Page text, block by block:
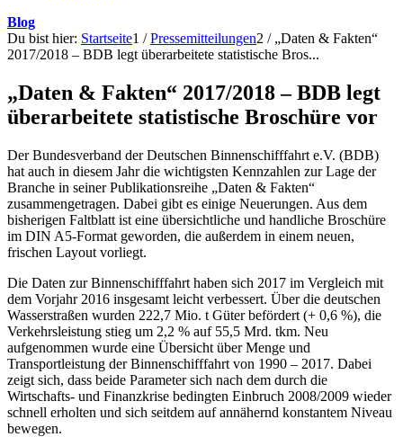
Blog
Du bist hier: Startseite1 / Pressemitteilungen2 / „Daten & Fakten“
2017/2018 – BDB legt überarbeitete statistische Bros...
„Daten & Fakten“ 2017/2018 – BDB legt
überarbeitete statistische Broschüre vor
Der Bundesverband der Deutschen Binnenschifffahrt e.V. (BDB)
hat auch in diesem Jahr die wichtigsten Kennzahlen zur Lage der
Branche in seiner Publikationsreihe „Daten & Fakten“
zusammengetragen. Dabei gibt es einige Neuerungen. Aus dem
bisherigen Faltblatt ist eine übersichtliche und handliche Broschüre
im DIN A5-Format geworden, die außerdem in einem neuen,
frischen Layout vorliegt.
Die Daten zur Binnenschifffahrt haben sich 2017 im Vergleich mit
dem Vorjahr 2016 insgesamt leicht verbessert. Über die deutschen
Wasserstraßen wurden 222,7 Mio. t Güter befördert (+ 0,6 %), die
Verkehrsleistung stieg um 2,2 % auf 55,5 Mrd. tkm. Neu
aufgenommen wurde eine Übersicht über Menge und
Transportleistung der Binnenschifffahrt von 1990 – 2017. Dabei
zeigt sich, dass beide Parameter sich nach dem durch die
Wirtschafts- und Finanzkrise bedingten Einbruch 2008/2009 wieder
schnell erholten und sich seitdem auf annähernd konstantem Niveau
bewegen.